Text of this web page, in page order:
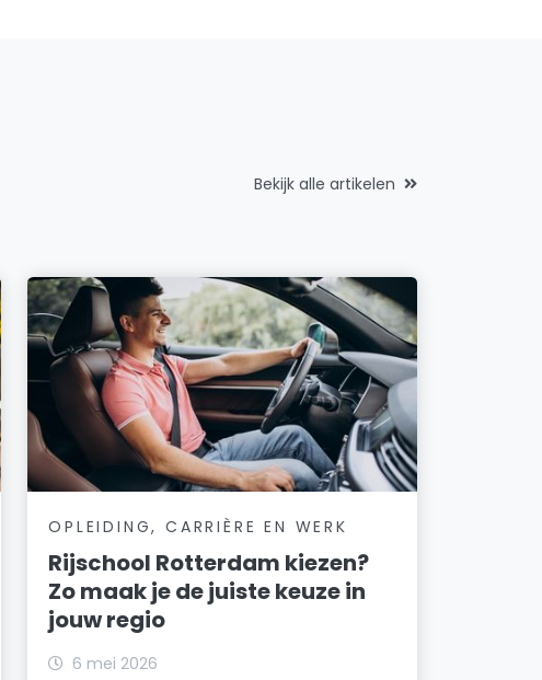
Bekijk alle artikelen
OPLEIDING, CARRIÈRE EN WERK
Rijschool Rotterdam kiezen?
Zo maak je de juiste keuze in
jouw regio
6 mei 2026